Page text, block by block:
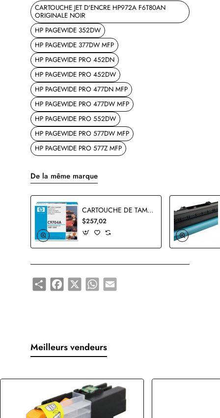
CARTOUCHE JET D'ENCRE HP972A F6T80AN
ORIGINALE NOIR
HP PAGEWIDE 352DW
HP PAGEWIDE 377DW MFP
HP PAGEWIDE PRO 452DN
HP PAGEWIDE PRO 452DW
HP PAGEWIDE PRO 477DN MFP
HP PAGEWIDE PRO 477DW MFP
HP PAGEWIDE PRO 552DW
HP PAGEWIDE PRO 577DW MFP
HP PAGEWIDE PRO 577Z MFP
De la même marque
CARTOUCHE DE TAMBOUR HP C9704A ORIGINALE
$257,02
Share Facebook
X WhatsApp
Email
Meilleurs vendeurs